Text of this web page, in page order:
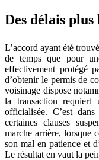
Des délais plus
L’accord ayant été
de temps que pour
effectivement protégé
d’obtenir le permis de
voisinage dispose
la transaction
officialisée. C’est
certaines clauses
marche arrière, lorsque
son mal en patience et
Le résultat en vaut la